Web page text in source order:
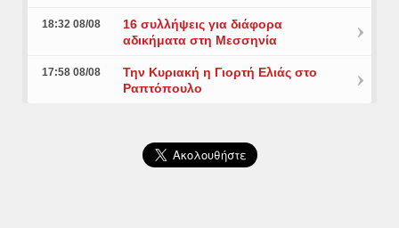
18:32 08/08
16 συλλήψεις για διάφορα
αδικήματα στη Μεσσηνία
17:58 08/08
Την Κυριακή η Γιορτή Ελιάς στο
Ραπτόπουλο